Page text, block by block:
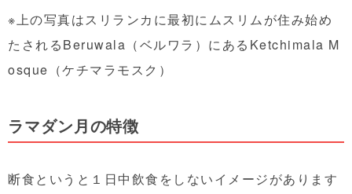
※上の写真はスリランカに最初にムスリムが住み始め
たされるBeruwala（ベルワラ）にあるKetchimala M
osque（ケチマラモスク）
ラマダン月の特徴
断食というと１日中飲食をしないイメージがあります